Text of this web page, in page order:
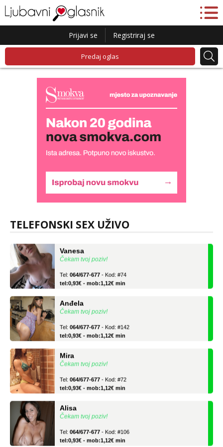
Prijavi se Registriraj se
Predaj oglas
TELEFONSKI SEX UŽIVO
tel:0,93€ - mob:1,12€ min
Čekam tvoj poziv!
tel:0,93€ - mob:1,12€ min
Čekam tvoj poziv!
tel:0,93€ - mob:1,12€ min
Čekam tvoj poziv!
tel:0,93€ - mob:1,12€ min
Čekam tvoj poziv!
tel:0,93€ - mob:1,12€ min